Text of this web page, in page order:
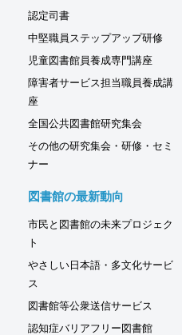
認定司書
中堅職員ステップアップ研修
児童図書館員養成専門講座
障害者サービス担当職員養成講
座
全国公共図書館研究集会
その他の研究集会・研修・セミ
ナー
図書館の最新動向
市民と図書館の未来プロジェク
ト
やさしい日本語・多文化サービ
ス
図書館等公衆送信サービス
認知症バリアフリー図書館